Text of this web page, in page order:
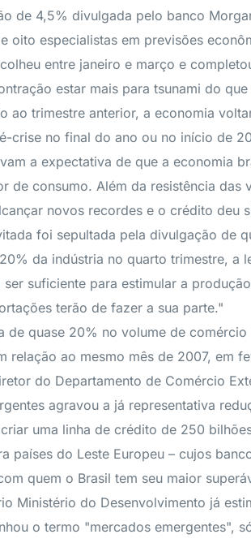
de 4,5% divulgada pelo banco
oito especialistas em previsões
entre janeiro e março e
estar mais para tsunami do
ao trimestre anterior, a economia
crise no final do ano ou no início de
a expectativa de que a economia
de consumo. Além da resistência
novos recordes e o crédito deu
foi sepultada pela divulgação de
da indústria no quarto trimestre, a
suficiente para estimular a
terão de fazer a sua parte."
quase 20% no volume de
relação ao mesmo mês de 2007, em
do Departamento de Comércio
agravou a já representativa
uma linha de crédito de 250
países do Leste Europeu – cujos
quem o Brasil tem seu maior
Ministério do Desenvolvimento já
o termo "mercados emergentes",